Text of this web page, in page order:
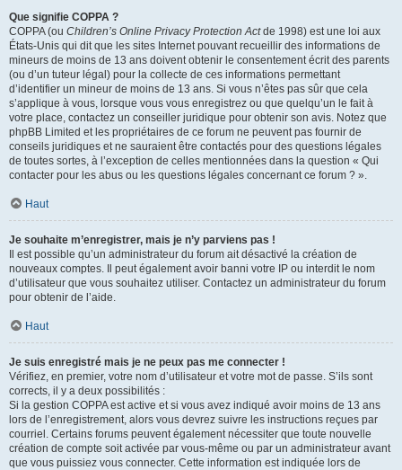
Que signifie COPPA ?
COPPA (ou Children’s Online Privacy Protection Actde 1998) est une loi aux
États-Unis qui dit que les sites Internet pouvant recueillir des informations de
mineurs de moins de 13 ans doivent obtenir le consentement écrit des parents
(ou d’un tuteur légal) pour la collecte de ces informations permettant
d’identifier un mineur de moins de 13 ans. Si vous n’êtes pas sûr que cela
s’applique à vous, lorsque vous vous enregistrez ou que quelqu’un le fait à
votre place, contactez un conseiller juridique pour obtenir son avis. Notez que
phpBB Limited et les propriétaires de ce forum ne peuvent pas fournir de
conseils juridiques et ne sauraient être contactés pour des questions légales
de toutes sortes, à l’exception de celles mentionnées dans la question « Qui
contacter pour les abus ou les questions légales concernant ce forum ? ».
Haut
Je souhaite m’enregistrer, mais je n’y parviens pas !
Il est possible qu’un administrateur du forum ait désactivé la création de
nouveaux comptes. Il peut également avoir banni votre IP ou interdit le nom
d’utilisateur que vous souhaitez utiliser. Contactez un administrateur du forum
pour obtenir de l’aide.
Haut
Je suis enregistré mais je ne peux pas me connecter !
Vérifiez, en premier, votre nom d’utilisateur et votre mot de passe. S’ils sont
corrects, il y a deux possibilités :
Si la gestion COPPA est active et si vous avez indiqué avoir moins de 13 ans
lors de l’enregistrement, alors vous devrez suivre les instructions reçues par
courriel. Certains forums peuvent également nécessiter que toute nouvelle
création de compte soit activée par vous-même ou par un administrateur avant
que vous puissiez vous connecter. Cette information est indiquée lors de